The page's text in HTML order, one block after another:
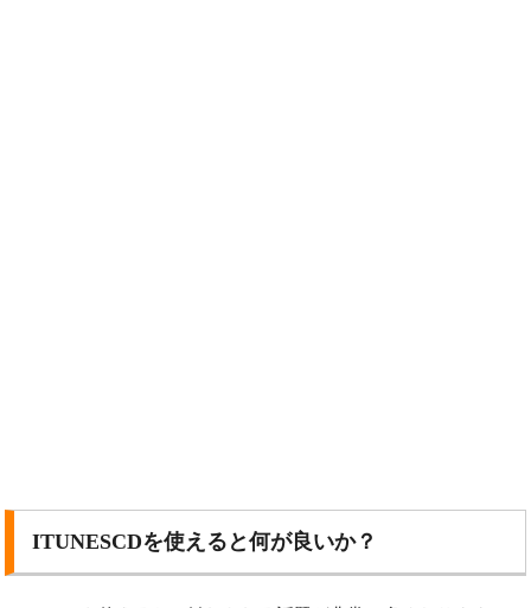
ITUNESCDを使えると何が良いか？